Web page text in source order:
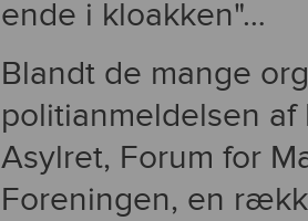
ende i kloakken"…
Blandt de mange
politianmeldelsen af
Asylret, Forum for
Foreningen, en